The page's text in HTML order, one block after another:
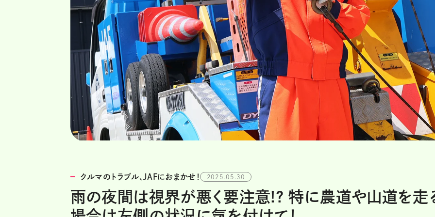
クルマのトラブル、JAFにおまかせ！ 2025.05.30
雨の夜間は視界が悪く要注意!? 特に農道や山道を走